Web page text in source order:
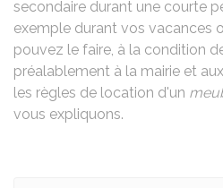
secondaire durant une courte
exemple durant vos vacances
pouvez le faire, à la condition
préalablement à la mairie et
les règles de location d'un
vous expliquons.